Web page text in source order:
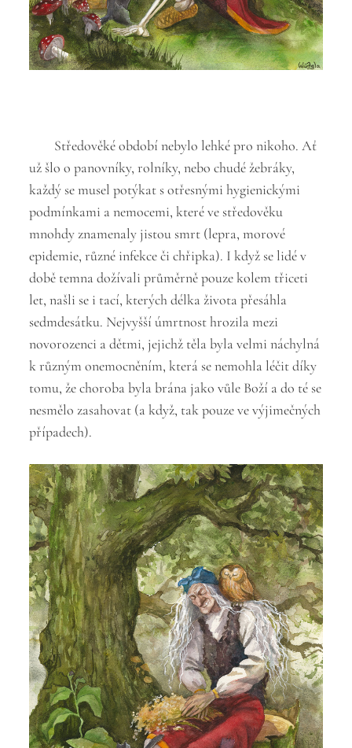
Středověké období nebylo lehké pro nikoho. Ať
už šlo o panovníky, rolníky, nebo chudé žebráky,
každý se musel potýkat s otřesnými hygienickými
podmínkami a nemocemi, které ve středověku
mnohdy znamenaly jistou smrt (lepra, morové
epidemie, různé infekce či chřipka). I když se lidé v
době temna dožívali průměrně pouze kolem třiceti
let, našli se i tací, kterých délka života přesáhla
sedmdesátku. Nejvyšší úmrtnost hrozila mezi
novorozenci a dětmi, jejichž těla byla velmi náchylná
k různým onemocněním, která se nemohla léčit díky
tomu, že choroba byla brána jako vůle Boží a do té se
nesmělo zasahovat (a když, tak pouze ve výjimečných
případech).